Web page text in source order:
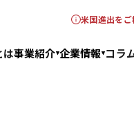
米国進出を
は事業紹介 企業情報 コラ